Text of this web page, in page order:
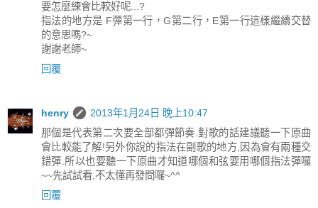
要怎麼練會比較好呢...?
指法的地方是 F彈第一行，G第二行，E第一行這樣繼續交替
的意思嗎?~
謝謝老師~
回覆
henry
2013年1月24日 晚上10:47
那個是代表第二次要全部都彈節奏.對歌的話建議聽一下原曲
會比較能了解!另外你說的指法在副歌的地方,因為會有兩種交
錯彈.所以也要聽一下原曲才知道哪個和弦要用哪個指法彈囉
~~先試試看,不太懂再發問囉~^^
回覆